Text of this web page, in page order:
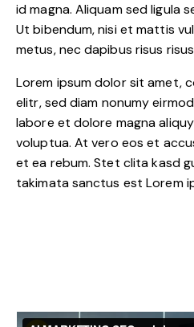
id magna. Aliquam sed ligula
Ut bibendum, nisi et mattis
metus, nec dapibus risus
Lorem ipsum dolor sit amet,
elitr, sed diam nonumy
labore et dolore magna
voluptua. At vero eos et
et ea rebum. Stet clita kasd
takimata sanctus est Lorem